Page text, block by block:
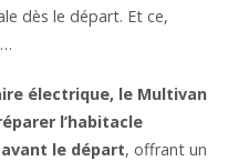
dès le départ. Et ce,
électrique, le Multivan
l’habitacle
le départ, offrant un